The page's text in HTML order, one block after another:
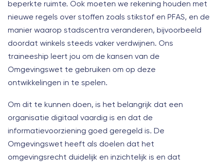
beperkte ruimte. Ook moeten we rekening houden met
nieuwe regels over stoffen zoals stikstof en PFAS, en de
manier waarop stadscentra veranderen, bijvoorbeeld
doordat winkels steeds vaker verdwijnen. Ons
traineeship leert jou om de kansen van de
Omgevingswet te gebruiken om op deze
ontwikkelingen in te spelen.
Om dit te kunnen doen, is het belangrijk dat een
organisatie digitaal vaardig is en dat de
informatievoorziening goed geregeld is. De
Omgevingswet heeft als doelen dat het
omgevingsrecht duidelijk en inzichtelijk is en dat